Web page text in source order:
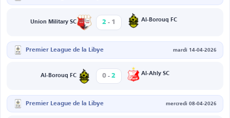
Union Military SC 2 - 1 Al-Borouq FC
Premier League de la Libye mardi 14-04-2026
Al-Borouq FC 0 - 2 Al-Ahly SC
Premier League de la Libye mercredi 08-04-2026